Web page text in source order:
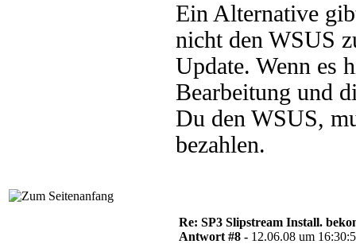
Ein Alternative
nicht den WSUS
Update. Wenn es
Bearbeitung und
Du den WSUS,
bezahlen.
Re: SP3 Slipstream Install.
Antwort #8 - 12.06.08 um